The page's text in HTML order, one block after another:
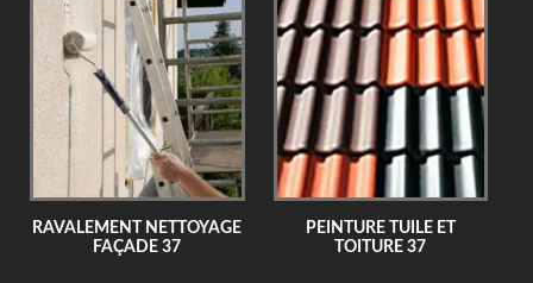
RAVALEMENT NETTOYAGE
FAÇADE 37
PEINTURE TUILE ET
TOITURE 37